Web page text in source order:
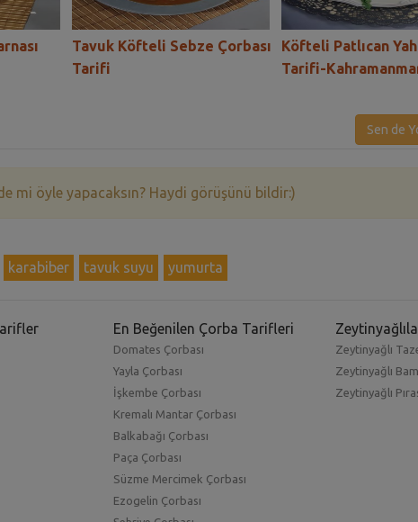
Tavuk Köfteli Sebze Çorbası
Tarifi
Köfteli Patlıcan
Tarifi-
Sen de
mi öyle yapacaksın? Haydi görüşünü bildir:)
karabiber tavuk suyu yumurta
En Beğenilen Çorba Tarifleri
Domates Çorbası
Yayla Çorbası
İşkembe Çorbası
Kremalı Mantar Çorbası
Balkabağı Çorbası
Paça Çorbası
Süzme Mercimek Çorbası
Ezogelin Çorbası
Zeytinyağlı
Zeytinyağlı
Zeytinyağlı